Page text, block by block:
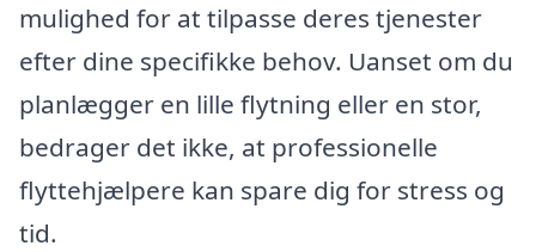
mulighed for at tilpasse deres tjenester
efter dine specifikke behov. Uanset om du
planlægger en lille flytning eller en stor,
bedrager det ikke, at professionelle
flyttehjælpere kan spare dig for stress og
tid.